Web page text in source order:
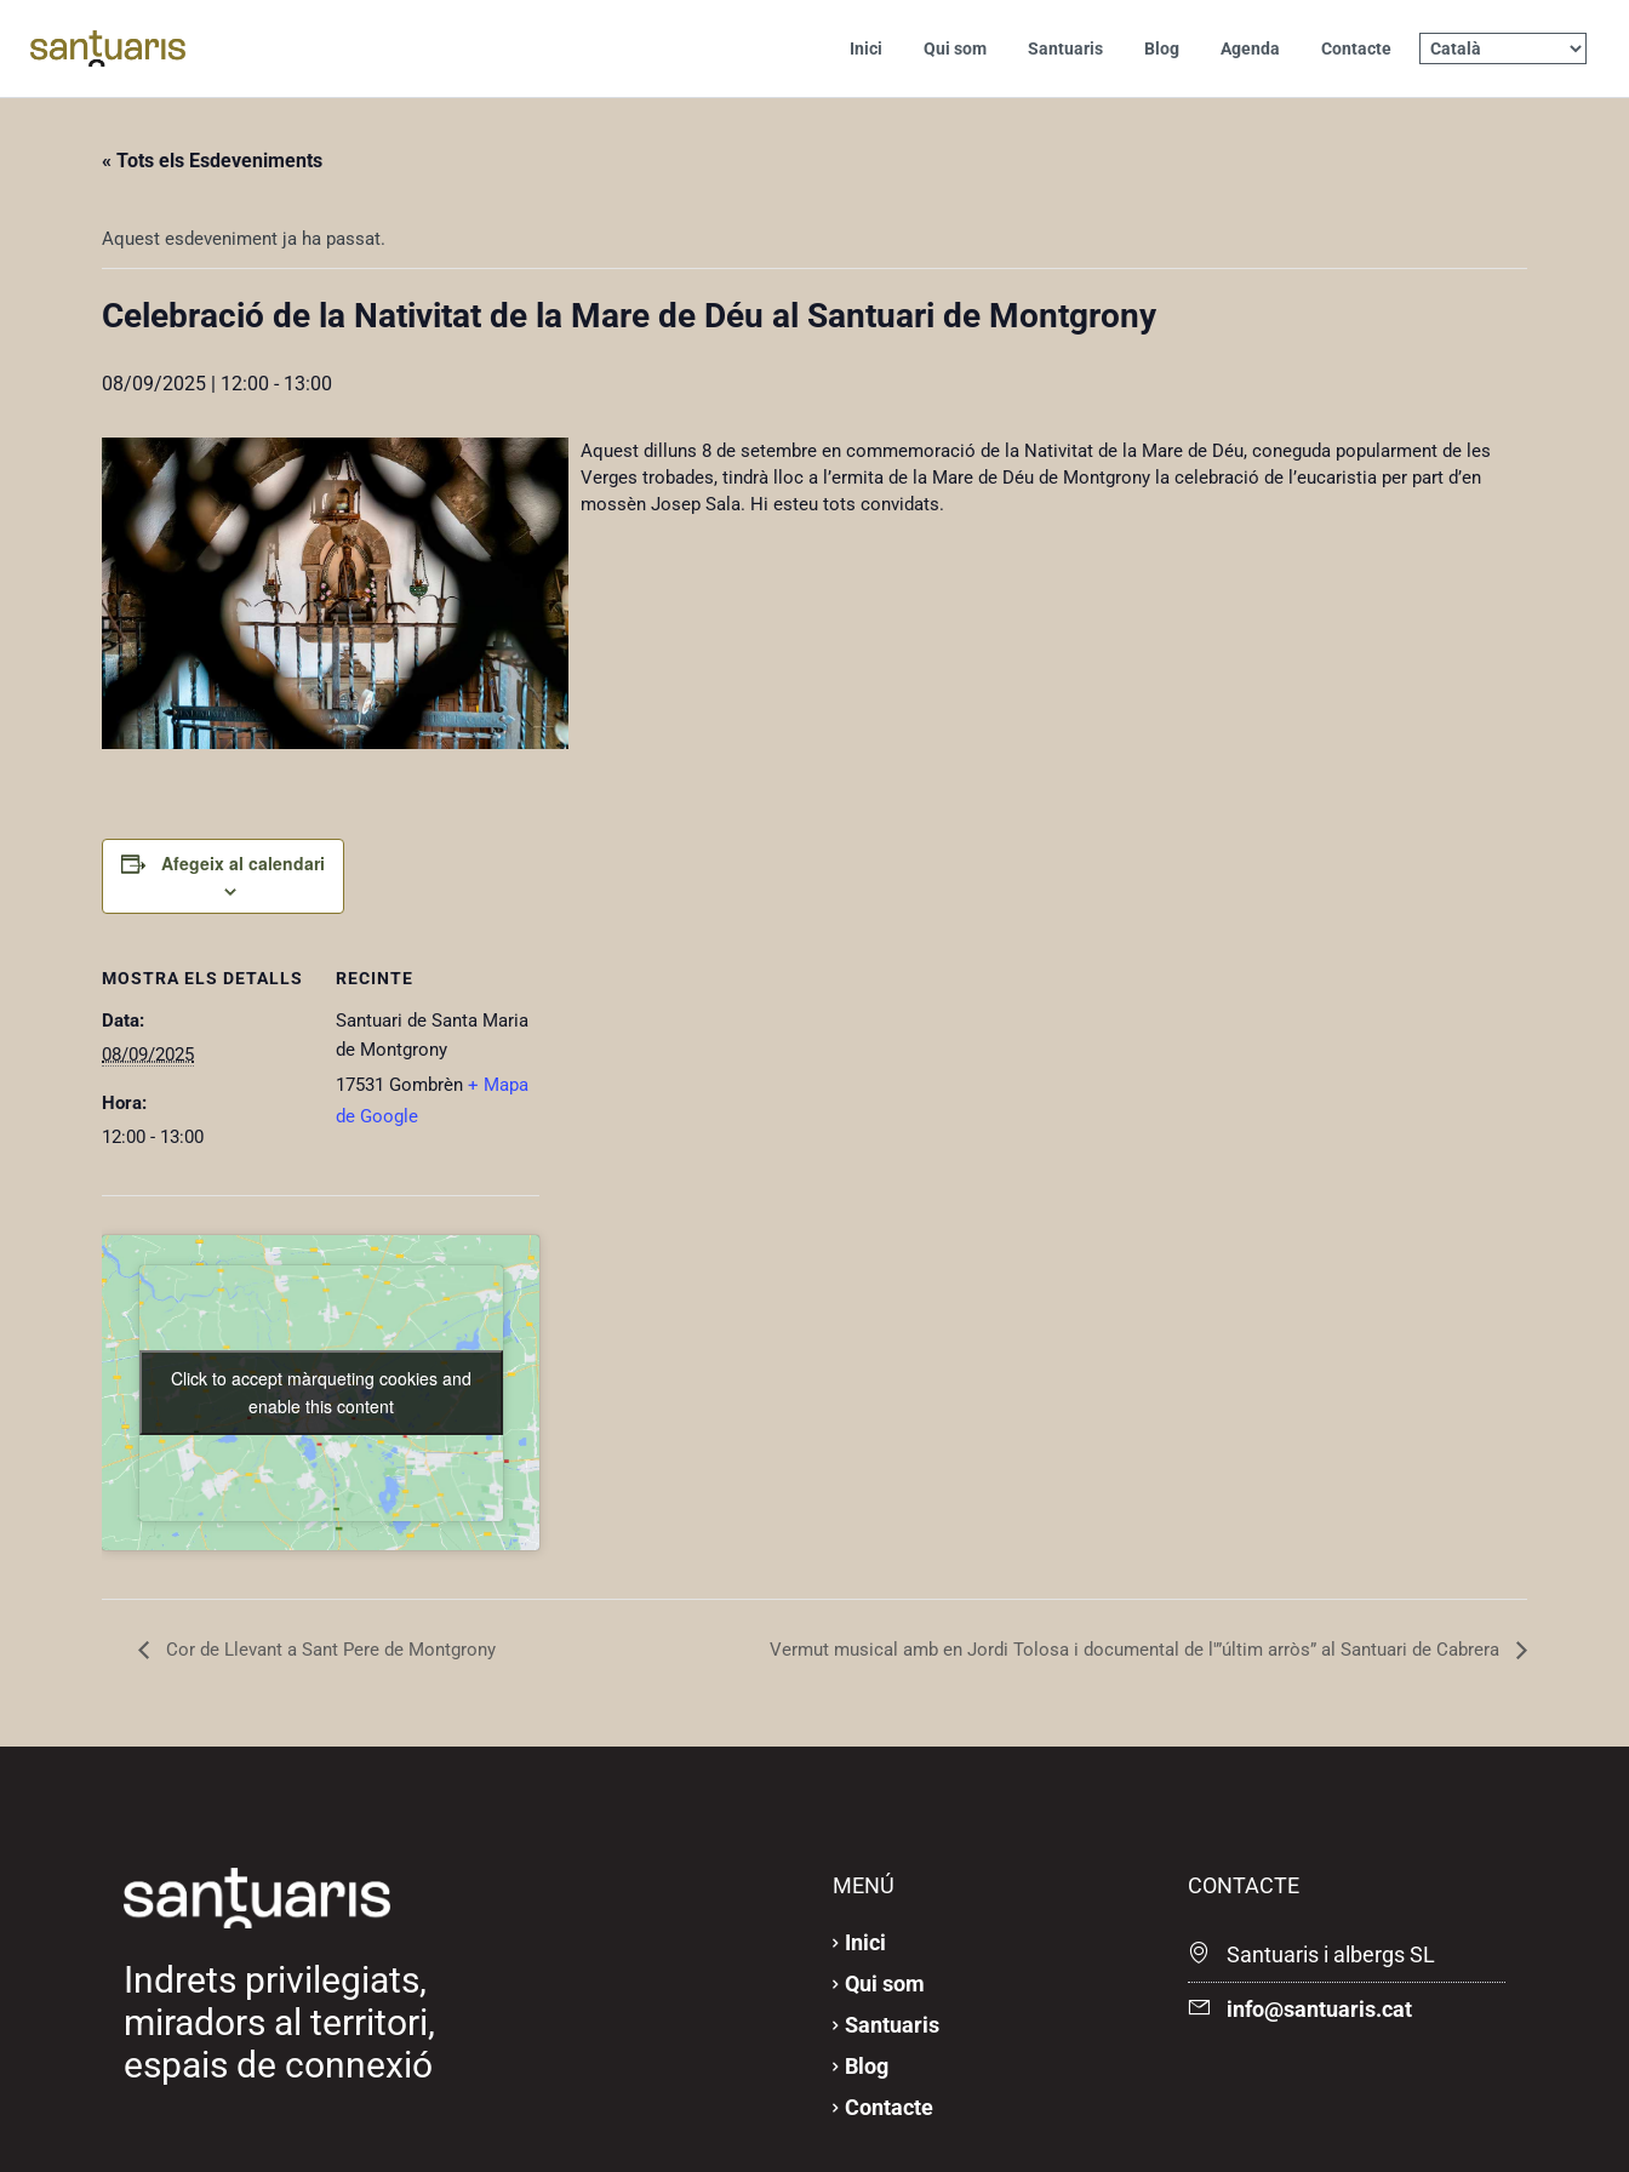
Inici Qui som Santuaris Blog Agenda Contacte
« Tots els Esdeveniments
Aquest esdeveniment ja ha passat.
Celebració de la Nativitat de la Mare de Déu al Santuari de Montgrony
08/09/2025 | 12:00 - 13:00
Aquest dilluns 8 de setembre en commemoració de la Nativitat de la Mare de Déu, coneguda popularment de les
Verges trobades, tindrà lloc a l’ermita de la Mare de Déu de Montgrony la celebració de l’eucaristia per part d’en
mossèn Josep Sala. Hi esteu tots convidats.
Afegeix al calendari
MOSTRA ELS DETALLS
Data:
08/09/2025
Hora:
12:00 - 13:00
RECINTE
Santuari de Santa Maria
de Montgrony
17531 Gombrèn + Mapa
de Google
Click to accept màrqueting cookies and
enable this content
Click to accept màrqueting cookies and
enable this content
Cor de Llevant a Sant Pere de Montgrony Vermut musical amb en Jordi Tolosa i documental de l'”últim arròs” al Santuari de Cabrera
Indrets privilegiats,
miradors al territori,
espais de connexió
MENÚ
Inici
Qui som
Santuaris
Blog
Contacte
CONTACTE
Santuaris i albergs SL
tac.s
iraut
nas@o
fni